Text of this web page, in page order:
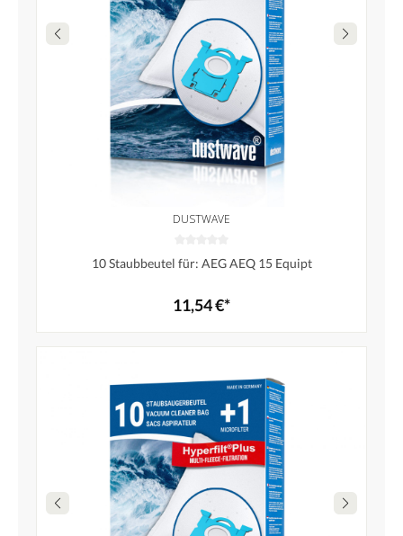
DUSTWAVE
10 Staubbeutel für: AEG AEQ 15 Equipt
11,54 €*